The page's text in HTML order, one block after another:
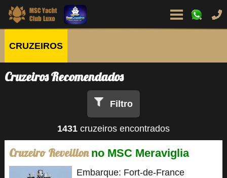
CRUZEIROS
Cruzeiros Recomendados
Filtro
1431 cruzeiros encontrados
Cruzeiro Reveillon no MSC Meraviglia
Embarque: Fort-de-France